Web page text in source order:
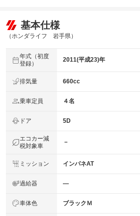
基本仕様
（ホンダライフ 岩手県）
年式（初度
登録）
2011(平成23)年
排気量 660cc
乗車定員 ４名
ドア 5D
エコカー減
税対象車
－
ミッション インパネAT
過給器 ―
車体色 ブラックＭ